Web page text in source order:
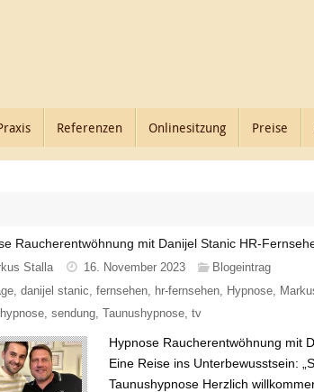
Referenzen Onlinesitzung Preise
Raucherentwöhnung mit Danijel Stanic HR-
Stalla 16. November 2023
Blogeintrag
, danijel stanic, fernsehen, hr-fernsehen, Hypnose,
, sendung, Taunushypnose, tv
Hypnose Raucherentwöhnung mit
Eine Reise ins Unterbewusstsein:
Taunushypnose Herzlich